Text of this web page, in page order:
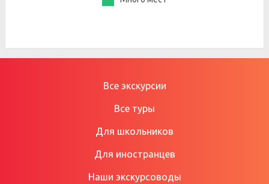
Все экскурсии
Все туры
Для школьников
Для иностранцев
Наши экскурсоводы